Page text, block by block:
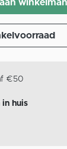
€50
in huis